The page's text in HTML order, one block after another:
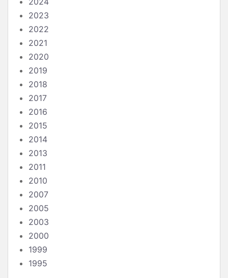
2023
2022
2021
2020
2019
2018
2017
2016
2015
2014
2013
2011
2010
2007
2005
2003
2000
1999
1995